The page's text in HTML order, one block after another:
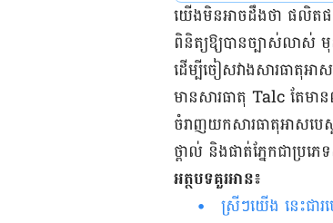
យើងមិនអាចដឹងថា ផលិតផ
ពិនិត្យឱ្យបានច្បាស់លាស់
ដើម្បីចៀសវាងសារធាតុអ
មានសារធាតុ Talc តែមា
ចំរាញយកសារធាតុអាសប
ថ្ពាល់​ និងផាត់ភ្នែកជា​ប្រ
អត្ថបទគួរអាន៖
ស្រីៗ​យើង នេះជារ